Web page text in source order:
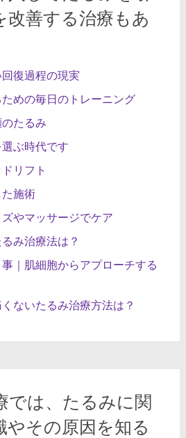
改善する治療もあ
復過程の現実
めの毎日のトレーニング
たるみ
ぶ時代です
リフト
施術
やマッサージでケア
み治療法は？
｜肌細胞からアプローチする
ないたるみ治療方法は？
では、たるみに関
やその原因を知る